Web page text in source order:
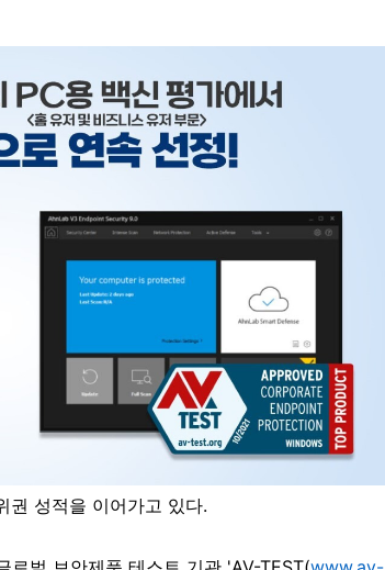
권 성적을 이어가고 있다.